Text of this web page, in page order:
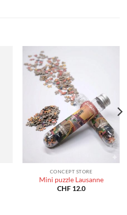
CONCEPT STORE
Mini puzzle Lausanne
CHF12.0